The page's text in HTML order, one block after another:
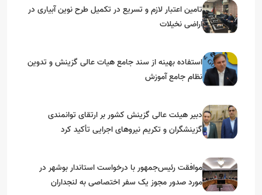
تامین اعتبار لازم و تسریع در تکمیل طرح نوین آبیاری در
اراضی نخیلات
استفاده بهینه از سند جامع هیات عالی گزینش و‌ تدوین
نظام جامع آموزش
دبیر هیئت عالی گزینش کشور بر ارتقای توانمندی
گزینشگران و تکریم نیروهای اجرایی تأکید کرد
موافقت رئیس‌جمهور با درخواست استاندار بوشهر در
مورد صدور مجوز یک سفر اختصاصی به لنجداران